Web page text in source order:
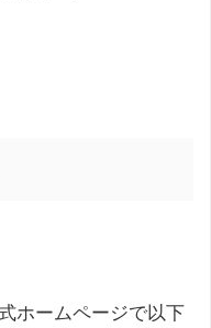
ホームページで以下